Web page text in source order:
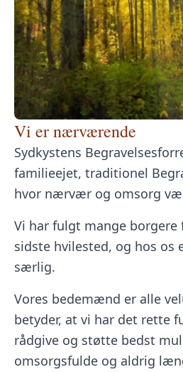
Vi er nærværende
Sydkystens
familieejet, traditionel
hvor nærvær og omsorg
Vi har fulgt mange borgere
sidste hvilested, og hos os
særlig.
Vores bedemænd er alle
betyder, at vi har det rette
rådgive og støtte bedst
omsorgsfulde og aldrig